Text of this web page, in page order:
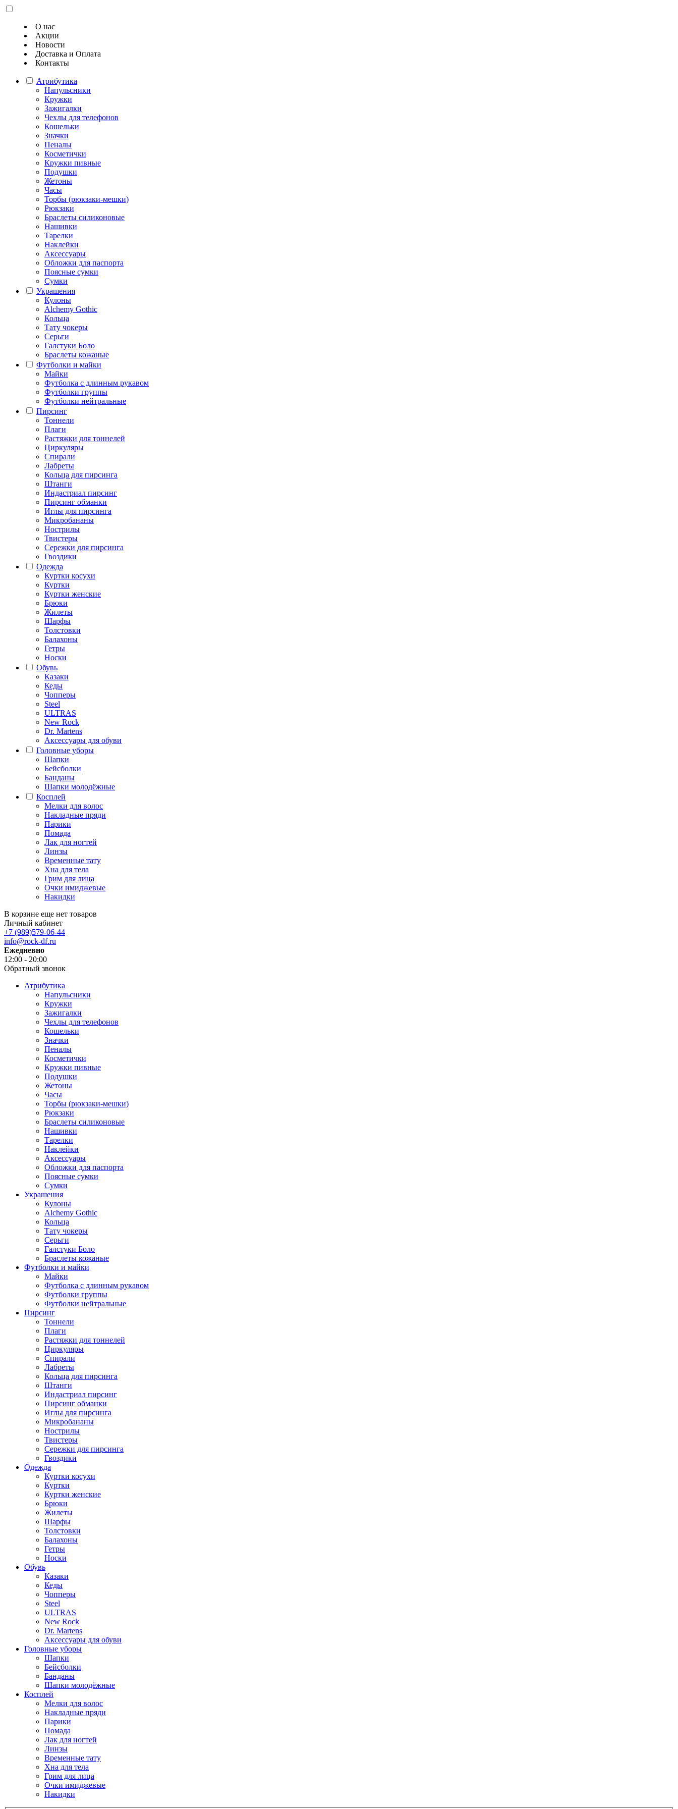
О нас
Акции
Новости
Доставка и Оплата
Контакты
Атрибутика
Напульсники
Кружки
Зажигалки
Чехлы для телефонов
Кошельки
Значки
Пеналы
Косметички
Кружки пивные
Подушки
Жетоны
Часы
Торбы (рюкзаки-мешки)
Рюкзаки
Браслеты силиконовые
Нашивки
Тарелки
Наклейки
Аксессуары
Обложки для паспорта
Поясные сумки
Сумки
Украшения
Кулоны
Alchemy Gothic
Кольца
Тату чокеры
Серьги
Галстуки Боло
Браслеты кожаные
Футболки и майки
Майки
Футболка с длинным рукавом
Футболки группы
Футболки нейтральные
Пирсинг
Тоннели
Плаги
Растяжки для тоннелей
Циркуляры
Спирали
Лабреты
Кольца для пирсинга
Штанги
Индастриал пирсинг
Пирсинг обманки
Иглы для пирсинга
Микробананы
Нострилы
Твистеры
Сережки для пирсинга
Гвоздики
Одежда
Куртки косухи
Куртки
Куртки женские
Брюки
Жилеты
Шарфы
Толстовки
Балахоны
Гетры
Носки
Обувь
Казаки
Кеды
Чопперы
Steel
ULTRAS
New Rock
Dr. Martens
Аксессуары для обуви
Головные уборы
Шапки
Бейсболки
Банданы
Шапки молодёжные
Косплей
Мелки для волос
Накладные пряди
Парики
Помада
Лак для ногтей
Линзы
Временные тату
Хна для тела
Грим для лица
Очки имиджевые
Накидки
В корзине еще нет товаров
Личный кабинет
+7 (989)579-06-44
info@rock-df.ru
Ежедневно
12:00 - 20:00
Обратный звонок
Атрибутика
Напульсники
Кружки
Зажигалки
Чехлы для телефонов
Кошельки
Значки
Пеналы
Косметички
Кружки пивные
Подушки
Жетоны
Часы
Торбы (рюкзаки-мешки)
Рюкзаки
Браслеты силиконовые
Нашивки
Тарелки
Наклейки
Аксессуары
Обложки для паспорта
Поясные сумки
Сумки
Украшения
Кулоны
Alchemy Gothic
Кольца
Тату чокеры
Серьги
Галстуки Боло
Браслеты кожаные
Футболки и майки
Майки
Футболка с длинным рукавом
Футболки группы
Футболки нейтральные
Пирсинг
Тоннели
Плаги
Растяжки для тоннелей
Циркуляры
Спирали
Лабреты
Кольца для пирсинга
Штанги
Индастриал пирсинг
Пирсинг обманки
Иглы для пирсинга
Микробананы
Нострилы
Твистеры
Сережки для пирсинга
Гвоздики
Одежда
Куртки косухи
Куртки
Куртки женские
Брюки
Жилеты
Шарфы
Толстовки
Балахоны
Гетры
Носки
Обувь
Казаки
Кеды
Чопперы
Steel
ULTRAS
New Rock
Dr. Martens
Аксессуары для обуви
Головные уборы
Шапки
Бейсболки
Банданы
Шапки молодёжные
Косплей
Мелки для волос
Накладные пряди
Парики
Помада
Лак для ногтей
Линзы
Временные тату
Хна для тела
Грим для лица
Очки имиджевые
Накидки